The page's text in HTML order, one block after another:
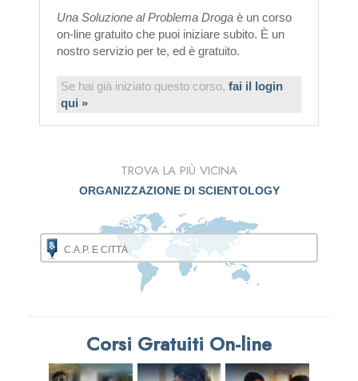
Una Soluzione al Problema Droga è un corso
on-line gratuito che puoi iniziare subito. È un
nostro servizio per te, ed è gratuito.
Se hai già iniziato questo corso, fai il login
qui »
TROVA LA PIÙ VICINA
ORGANIZZAZIONE DI SCIENTOLOGY
Corsi Gratuiti On-line